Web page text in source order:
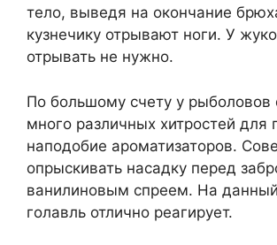
тело, выведя на окончание
кузнечику отрывают ноги. У
отрывать не нужно.
По большому счету у рыболовов
много различных хитростей для
наподобие ароматизаторов.
опрыскивать насадку перед
ванилиновым спреем. На
голавль отлично реагирует.